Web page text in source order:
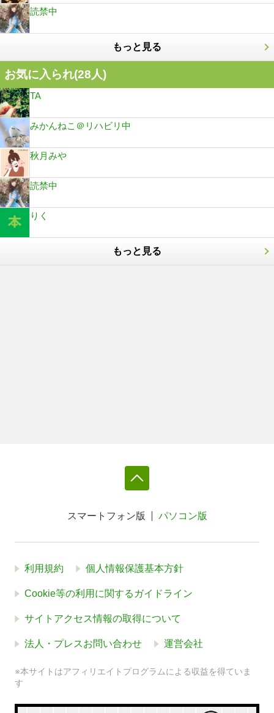
読禁中
もっと見る
お気に入られ(28人)
TA
みかんねこ＠リハビリ中
秋月みや
読禁中
りく
もっと見る
スマートフォン版 パソコン版
利用規約 個人情報保護基本方針
Cookie等の利用に関するガイドライン
サイトアクセス情報の取得について
法人・プレスお問い合わせ 運営会社
※本サイトはアフィリエイトプログラムによる収益を得ていま
す